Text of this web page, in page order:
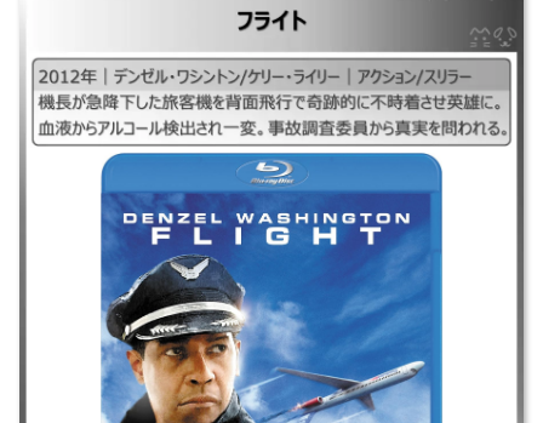
｜フライト2012 ｜2012年｜デンゼル・ワシントン/ケリー・ライリー｜ア
クション/スリラー ｜機長が急降下した旅客機を背面飛行で奇跡的に不時
着させ英雄に。血液からアルコール検出され一変。事故調査委員から真実
を問われる。